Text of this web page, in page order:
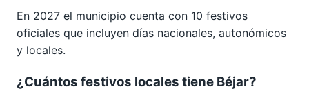
En 2027 el municipio cuenta con 10 festivos
oficiales que incluyen días nacionales, autonómicos
y locales.
¿Cuántos festivos locales tiene Béjar?